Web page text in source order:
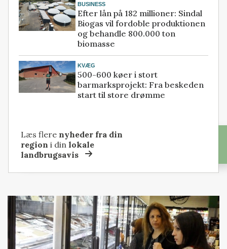
BUSINESS
Efter lån på 182 millioner: Sindal
Biogas vil fordoble produktionen
og behandle 800.000 ton
biomasse
KVÆG
500-600 køer i stort
barmarksprojekt: Fra beskeden
start til store drømme
Læs flerenyheder fra din
regioni dinlokale